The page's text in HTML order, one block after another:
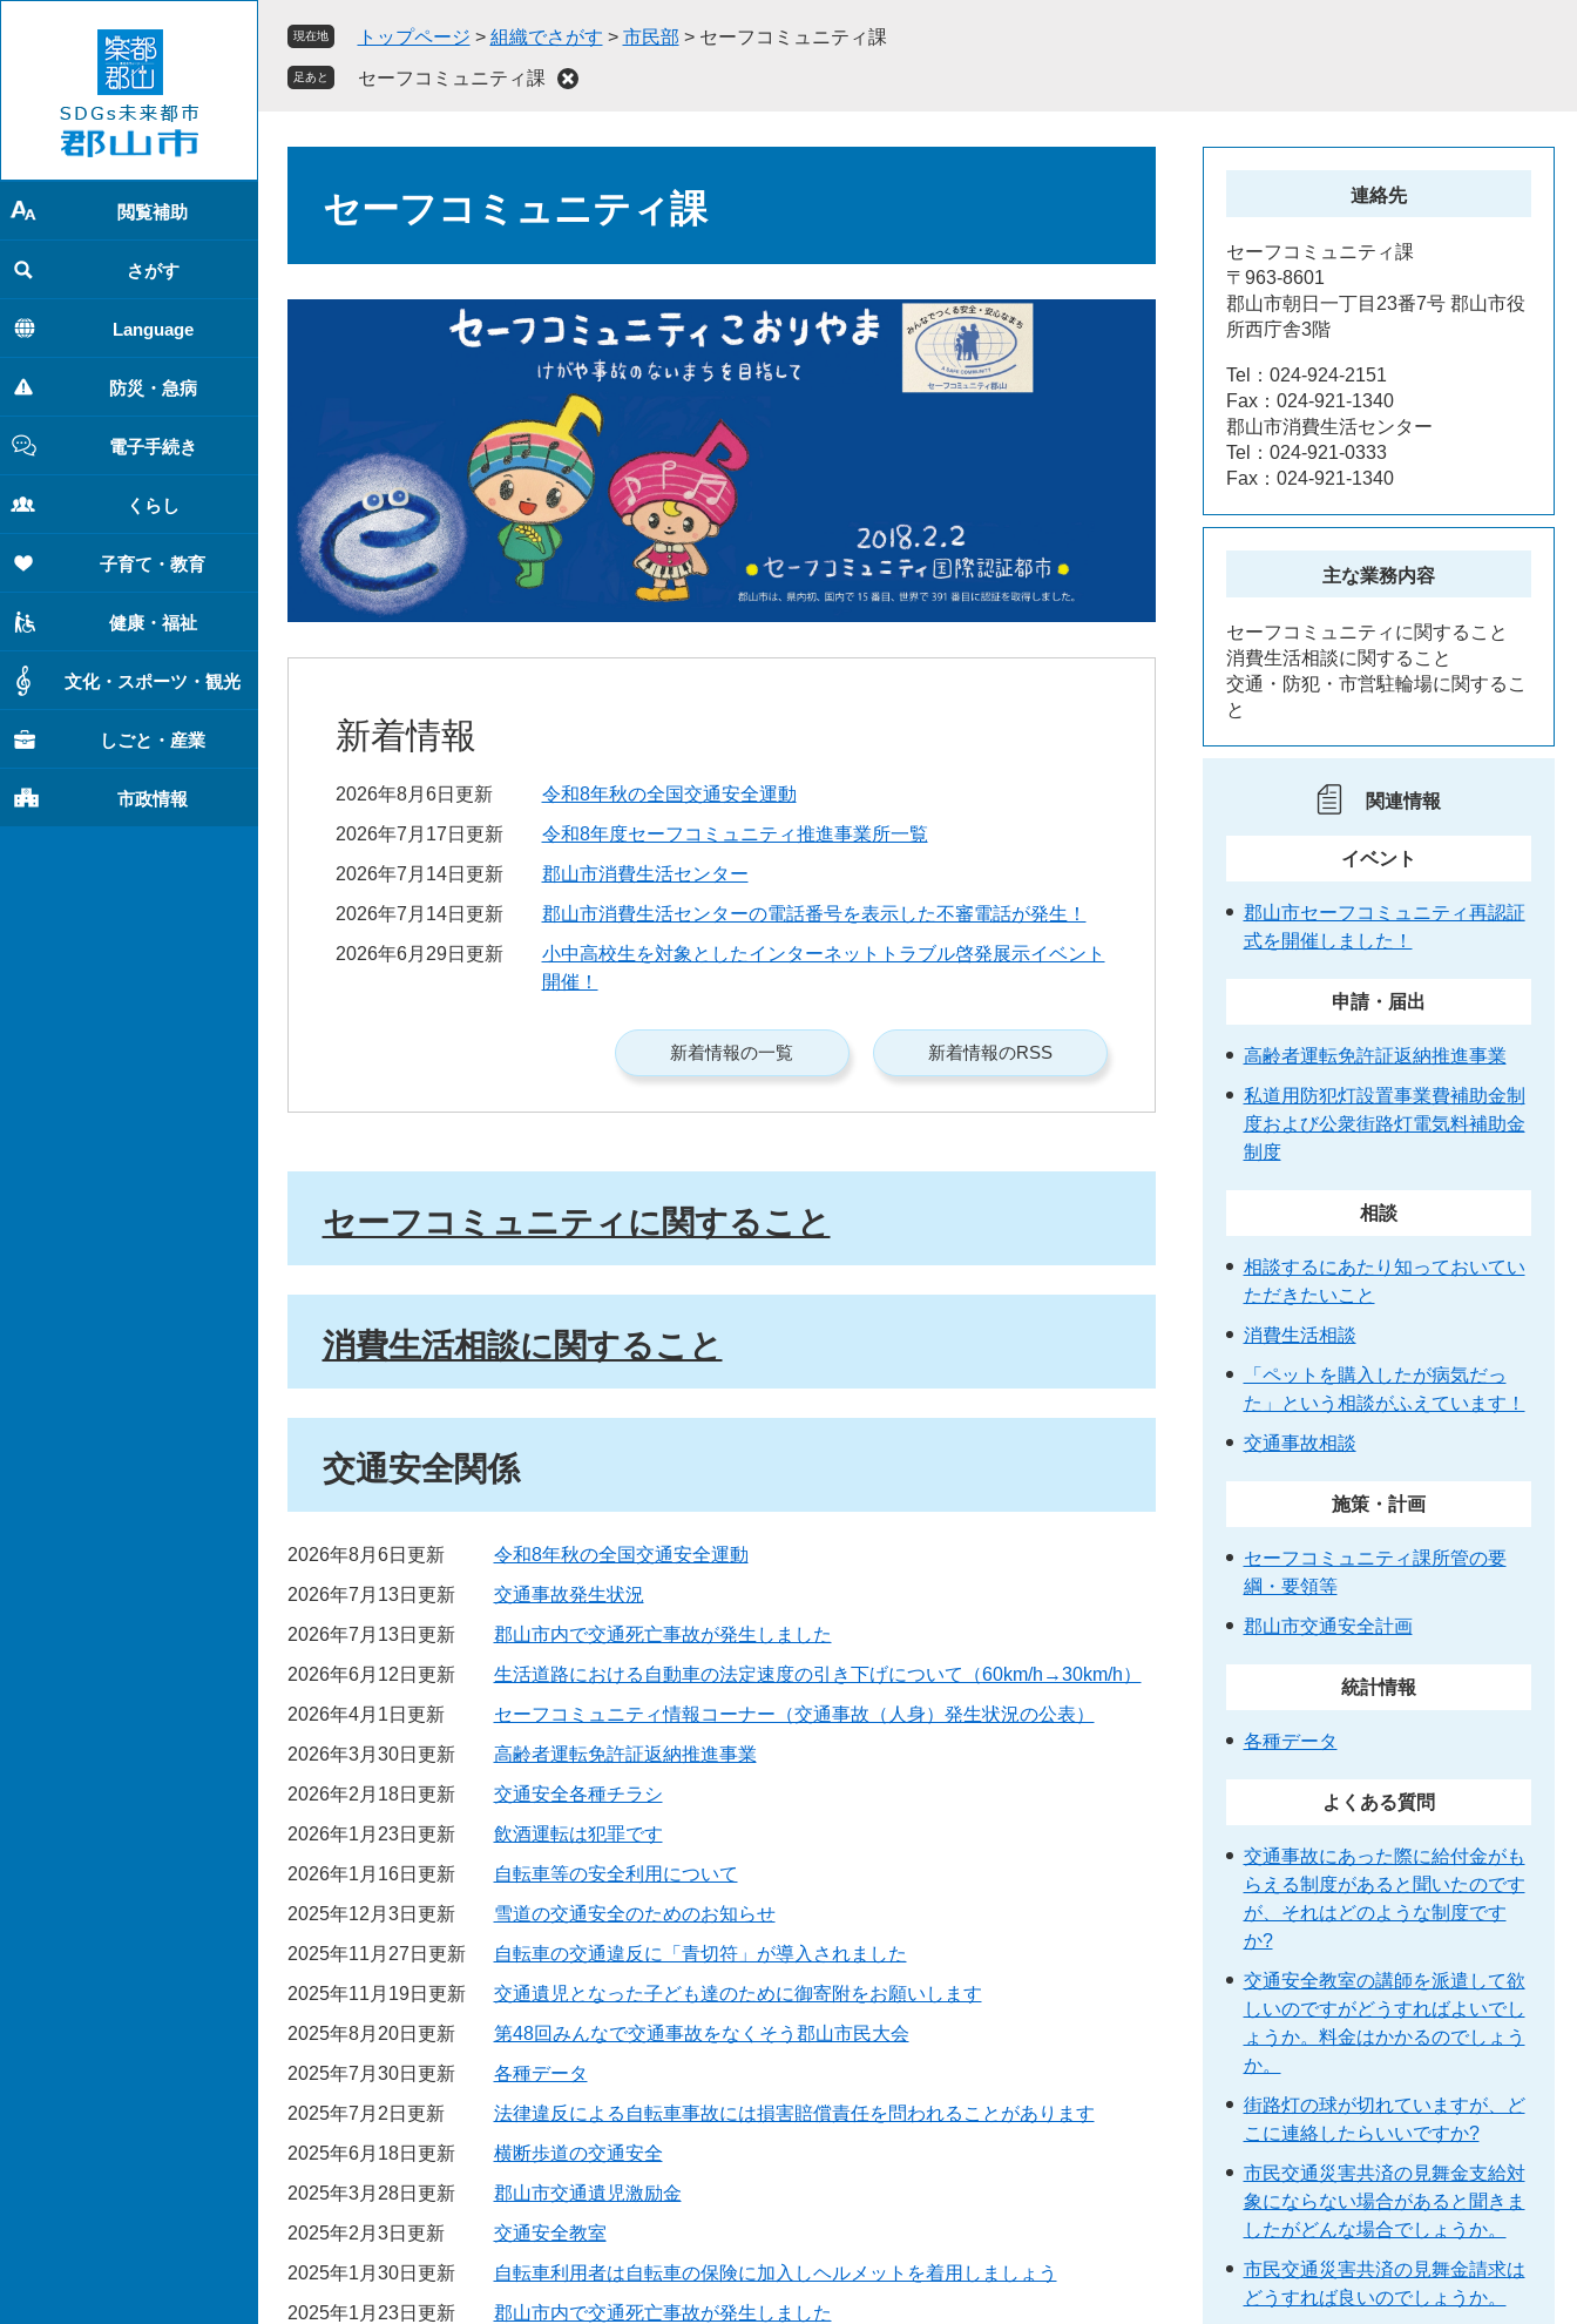
で
す
。
ば
し
て
本
文
へ
閲覧補助
さがす
Language
防災・急病
電子手続き
くらし
子育て・教育
健康・福祉
文化・スポーツ・観光
しごと・産業
市政情報
現在地 トップページ > 組織でさがす > 市民部 > セーフコミュニティ課
足あと セーフコミュニティ課
セーフコミュニティ課
新着情報
2026年8月6日更新
令和8年秋の全国交通安全運動
2026年7月17日更新
令和8年度セーフコミュニティ推進事業所一覧
2026年7月14日更新
郡山市消費生活センター
2026年7月14日更新
郡山市消費生活センターの電話番号を表示した不審電話が発生！
2026年6月29日更新
小中高校生を対象としたインターネットトラブル啓発展示イベント
開催！
新着情報の一覧 新着情報のRSS
セーフコミュニティに関すること
消費生活相談に関すること
交通安全関係
2026年8月6日更新
令和8年秋の全国交通安全運動
2026年7月13日更新
交通事故発生状況
2026年7月13日更新
郡山市内で交通死亡事故が発生しました
2026年6月12日更新
生活道路における自動車の法定速度の引き下げについて（60km/h→30km/h）
2026年4月1日更新
セーフコミュニティ情報コーナー（交通事故（人身）発生状況の公表）
2026年3月30日更新
高齢者運転免許証返納推進事業
2026年2月18日更新
交通安全各種チラシ
2026年1月23日更新
飲酒運転は犯罪です
2026年1月16日更新
自転車等の安全利用について
2025年12月3日更新
雪道の交通安全のためのお知らせ
2025年11月27日更新
自転車の交通違反に「青切符」が導入されました
2025年11月19日更新
交通遺児となった子ども達のために御寄附をお願いします
2025年8月20日更新
第48回みんなで交通事故をなくそう郡山市民大会
2025年7月30日更新
各種データ
2025年7月2日更新
法律違反による自転車事故には損害賠償責任を問われることがあります
2025年6月18日更新
横断歩道の交通安全
2025年3月28日更新
郡山市交通遺児激励金
2025年2月3日更新
交通安全教室
2025年1月30日更新
自転車利用者は自転車の保険に加入しヘルメットを着用しましょう
2025年1月23日更新
郡山市内で交通死亡事故が発生しました
連絡先
セーフコミュニティ課
〒963-8601
郡山市朝日一丁目23番7号 郡山市役
所西庁舎3階
Tel：024-924-2151
Fax：024-921-1340
郡山市消費生活センター
Tel：024-921-0333
Fax：024-921-1340
主な業務内容
セーフコミュニティに関すること
消費生活相談に関すること
交通・防犯・市営駐輪場に関するこ
と
関連情報
イベント
郡山市セーフコミュニティ再認証
式を開催しました！
申請・届出
高齢者運転免許証返納推進事業
私道用防犯灯設置事業費補助金制
度および公衆街路灯電気料補助金
制度
相談
相談するにあたり知っておいてい
ただきたいこと
消費生活相談
「ペットを購入したが病気だっ
た」という相談がふえています！
交通事故相談
施策・計画
セーフコミュニティ課所管の要
綱・要領等
郡山市交通安全計画
統計情報
各種データ
よくある質問
交通事故にあった際に給付金がも
らえる制度があると聞いたのです
が、それはどのような制度です
か?
交通安全教室の講師を派遣して欲
しいのですがどうすればよいでし
ょうか。料金はかかるのでしょう
か。
街路灯の球が切れていますが、ど
こに連絡したらいいですか?
市民交通災害共済の見舞金支給対
象にならない場合があると聞きま
したがどんな場合でしょうか。
市民交通災害共済の見舞金請求は
どうすれば良いのでしょうか。